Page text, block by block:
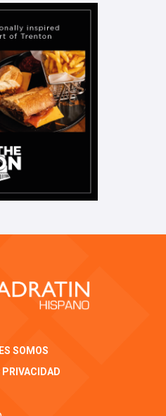
SOMOS
PRIVACIDAD